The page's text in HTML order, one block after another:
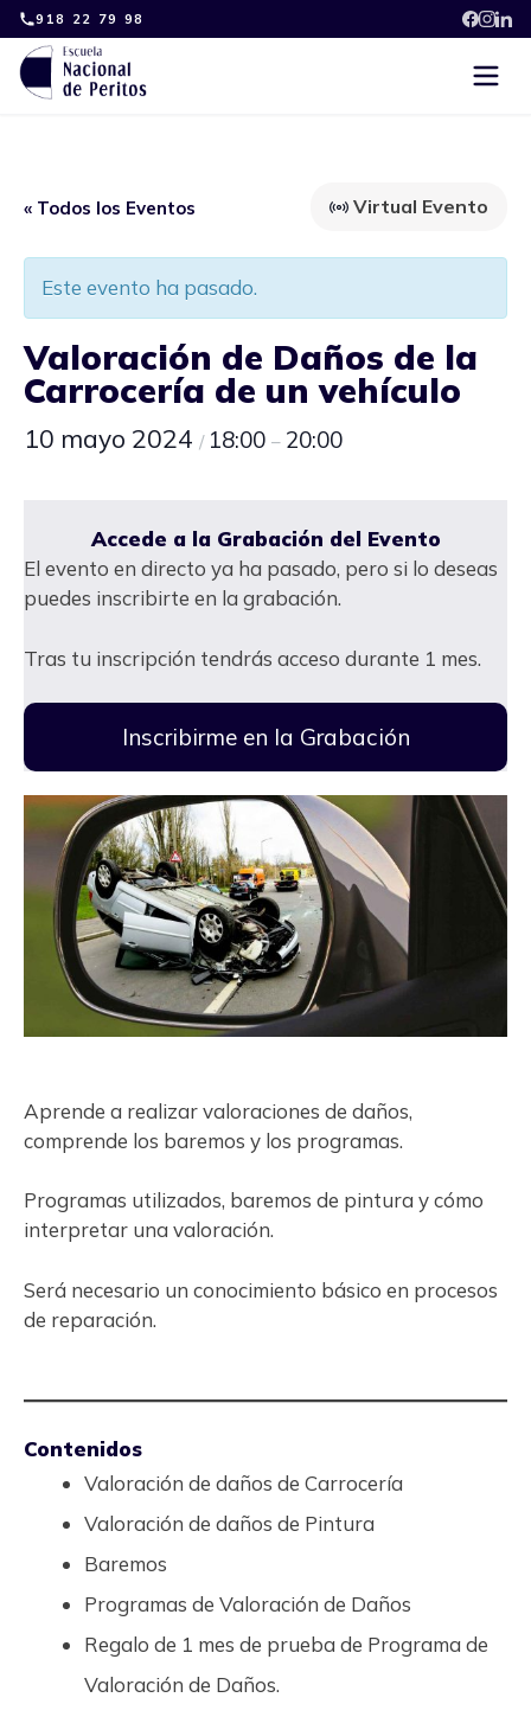
Skip
to
content
918 22 79 98
« Todos los Eventos Virtual Evento
Este evento ha pasado.
Valoración de Daños de la
Carrocería de un vehículo
10 mayo 2024 / 18:00 – 20:00
Accede a la Grabación del Evento
El evento en directo ya ha pasado, pero si lo deseas
puedes inscribirte en la grabación.
Tras tu inscripción tendrás acceso durante 1 mes.
Inscribirme en la Grabación
Aprende a realizar valoraciones de daños,
comprende los baremos y los programas.
Programas utilizados, baremos de pintura y cómo
interpretar una valoración.
Será necesario un conocimiento básico en procesos
de reparación.
Contenidos
Valoración de daños de Carrocería
Valoración de daños de Pintura
Baremos
Programas de Valoración de Daños
Regalo de 1 mes de prueba de Programa de
Valoración de Daños.